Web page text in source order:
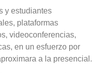
y estudiantes
plataformas
videoconferencias,
en un esfuerzo por
a la presencial.